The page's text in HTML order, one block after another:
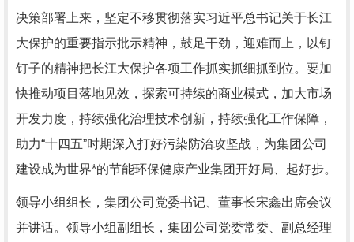
决策部署上来，坚定不移贯彻落实习近平总书记关于长江
大保护的重要指示批示精神，鼓足干劲，迎难而上，以钉
钉子的精神把长江大保护各项工作抓实抓细抓到位。要加
快推动项目落地见效，探索可持续的商业模式，加大市场
开发力度，持续强化治理技术创新，持续强化工作保障，
助力“十四五”时期深入打好污染防治攻坚战，为集团公司
建设成为世界*的节能环保健康产业集团开好局、起好步。
领导小组组长，集团公司党委书记、董事长宋鑫出席会议
并讲话。领导小组副组长，集团公司党委常委、副总经理